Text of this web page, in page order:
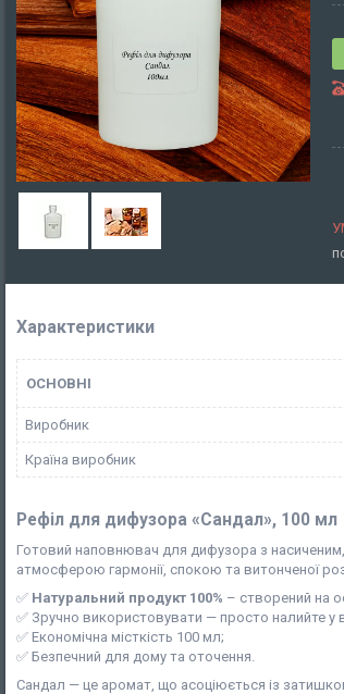
Характеристики
ОСНОВНІ
Виробник
Країна виробник
Рефіл для дифузора «Сандал», 100 мл
Готовий наповнювач для дифузора з
атмосферою гармонії, спокою та витонченої
✅ Натуральний продукт 100% – створений на
✅ Зручно використовувати — просто налийте
✅ Економічна місткість 100 мл;
✅ Безпечний для дому та оточення.
Сандал — це аромат, що асоціюється із